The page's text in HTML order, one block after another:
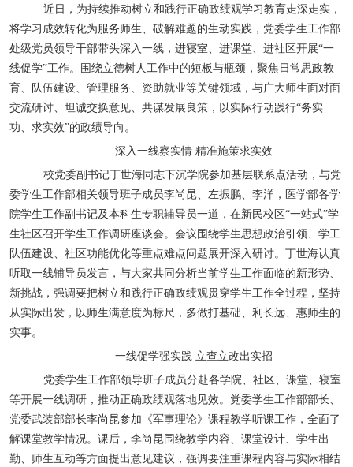
近日，为持续推动树立和践行正确政绩观学习教育走深走实，
将学习成效转化为服务师生、破解难题的生动实践，党委学生工作部
处级党员领导干部带头深入一线，进寝室、进课堂、进社区开展“一
线促学”工作。围绕立德树人工作中的短板与瓶颈，聚焦日常思政教
育、队伍建设、管理服务、资助就业等关键领域，与广大师生面对面
交流研讨、坦诚交换意见、共谋发展良策，以实际行动践行“务实
功、求实效”的政绩导向。
深入一线察实情 精准施策求实效
校党委副书记丁世海同志下沉学院参加基层联系点活动，与党
委学生工作部相关领导班子成员李尚昆、左振鹏、李洋，医学部各学
院学生工作副书记及本科生专职辅导员一道，在新民校区“一站式”学
生社区召开学生工作调研座谈会。会议围绕学生思想政治引领、学工
队伍建设、社区功能优化等重点难点问题展开深入研讨。丁世海认真
听取一线辅导员发言，与大家共同分析当前学生工作面临的新形势、
新挑战，强调要把树立和践行正确政绩观贯穿学生工作全过程，坚持
从实际出发，以师生满意度为标尺，多做打基础、利长远、惠师生的
实事。
一线促学强实践 立查立改出实招
党委学生工作部领导班子成员分赴各学院、社区、课堂、寝室
等开展一线调研，推动正确政绩观落地见效。党委学生工作部部长、
党委武装部部长李尚昆参加《军事理论》课程教学听课工作，全面了
解课堂教学情况。课后，李尚昆围绕教学内容、课堂设计、学生出
勤、师生互动等方面提出意见建议，强调要注重课程内容与实际相结